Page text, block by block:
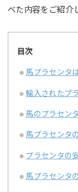
べた内容をご紹介
目次
馬プラセンタ
輸入されたプ
馬のプラセン
馬プラセンタ
プラセンタの
馬プラセンタ